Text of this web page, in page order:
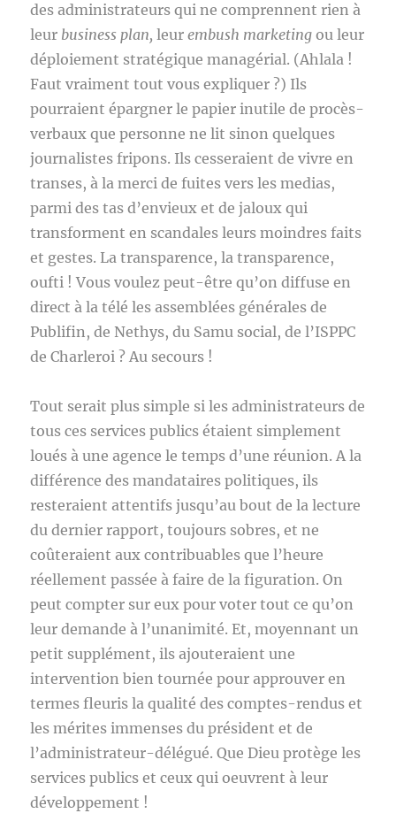
des administrateurs qui ne comprennent rien à
leur business plan, leurembush marketingou leur
déploiement stratégique managérial. (Ahlala !
Faut vraiment tout vous expliquer ?) Ils
pourraient épargner le papier inutile de procès-
verbaux que personne ne lit sinon quelques
journalistes fripons. Ils cesseraient de vivre en
transes, à la merci de fuites vers les medias,
parmi des tas d’envieux et de jaloux qui
transforment en scandales leurs moindres faits
et gestes. La transparence, la transparence,
oufti ! Vous voulez peut-être qu’on diffuse en
direct à la télé les assemblées générales de
Publifin, de Nethys, du Samu social, de l’ISPPC
de Charleroi ? Au secours !
Tout serait plus simple si les administrateurs de
tous ces services publics étaient simplement
loués à une agence le temps d’une réunion. A la
différence des mandataires politiques, ils
resteraient attentifs jusqu’au bout de la lecture
du dernier rapport, toujours sobres, et ne
coûteraient aux contribuables que l’heure
réellement passée à faire de la figuration. On
peut compter sur eux pour voter tout ce qu’on
leur demande à l’unanimité. Et, moyennant un
petit supplément, ils ajouteraient une
intervention bien tournée pour approuver en
termes fleuris la qualité des comptes-rendus et
les mérites immenses du président et de
l’administrateur-délégué. Que Dieu protège les
services publics et ceux qui oeuvrent à leur
développement !